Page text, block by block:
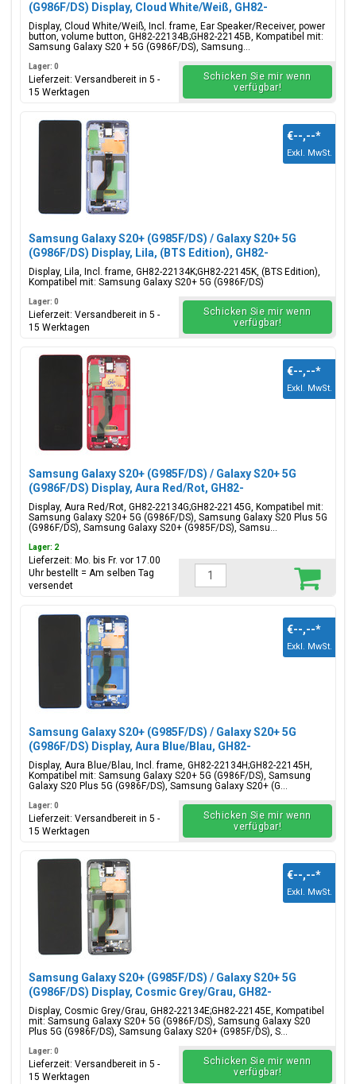
(G986F/DS) Display, Cloud White/Weiß, GH82-
22134B;GH82-22145B
Display, Cloud White/Weiß, Incl. frame, Ear Speaker/Receiver, power
button, volume button, GH82-22134B;GH82-22145B, Kompatibel mit:
Samsung Galaxy S20 + 5G (G986F/DS), Samsung...
Lager: 0
Lieferzeit: Versandbereit in 5 -
15 Werktagen
Schicken Sie mir wenn
verfügbar!
Samsung Galaxy S20+ (G985F/DS) / Galaxy S20+ 5G
(G986F/DS) Display, Lila, (BTS Edition), GH82-
22134K;GH82-22145K
Display, Lila, Incl. frame, GH82-22134K;GH82-22145K, (BTS Edition),
Kompatibel mit: Samsung Galaxy S20+ 5G (G986F/DS)
€--,--*
Exkl. MwSt.
Lager: 0
Lieferzeit: Versandbereit in 5 -
15 Werktagen
Schicken Sie mir wenn
verfügbar!
Samsung Galaxy S20+ (G985F/DS) / Galaxy S20+ 5G
(G986F/DS) Display, Aura Red/Rot, GH82-
22134G;GH82-22145G
Display, Aura Red/Rot, GH82-22134G;GH82-22145G, Kompatibel mit:
Samsung Galaxy S20+ 5G (G986F/DS), Samsung Galaxy S20 Plus 5G
(G986F/DS), Samsung Galaxy S20+ (G985F/DS), Samsu...
€--,--*
Exkl. MwSt.
Lager: 2
Lieferzeit: Mo. bis Fr. vor 17.00
Uhr bestellt = Am selben Tag
versendet
Samsung Galaxy S20+ (G985F/DS) / Galaxy S20+ 5G
(G986F/DS) Display, Aura Blue/Blau, GH82-
22134H;GH82-22145H
Display, Aura Blue/Blau, Incl. frame, GH82-22134H;GH82-22145H,
Kompatibel mit: Samsung Galaxy S20+ 5G (G986F/DS), Samsung
Galaxy S20 Plus 5G (G986F/DS), Samsung Galaxy S20+ (G...
€--,--*
Exkl. MwSt.
Lager: 0
Lieferzeit: Versandbereit in 5 -
15 Werktagen
Schicken Sie mir wenn
verfügbar!
Samsung Galaxy S20+ (G985F/DS) / Galaxy S20+ 5G
(G986F/DS) Display, Cosmic Grey/Grau, GH82-
22134E;GH82-22145E
Display, Cosmic Grey/Grau, GH82-22134E;GH82-22145E, Kompatibel
mit: Samsung Galaxy S20+ 5G (G986F/DS), Samsung Galaxy S20
Plus 5G (G986F/DS), Samsung Galaxy S20+ (G985F/DS), S...
€--,--*
Exkl. MwSt.
Lager: 0
Lieferzeit: Versandbereit in 5 -
15 Werktagen
Schicken Sie mir wenn
verfügbar!